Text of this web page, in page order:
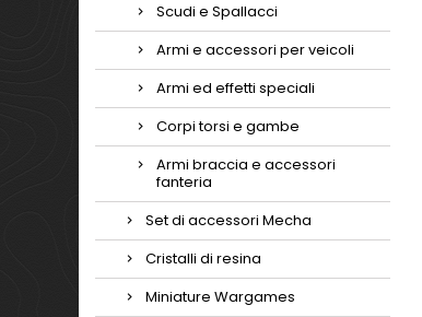
Scudi e Spallacci
Armi e accessori per veicoli
Armi ed effetti speciali
Corpi torsi e gambe
Armi braccia e accessori
fanteria
Set di accessori Mecha
Cristalli di resina
Miniature Wargames